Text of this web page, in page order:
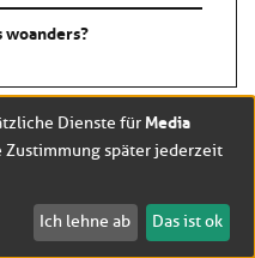
woanders?
Dienste für Media
Zustimmung später jederzeit
Ich lehne ab Das ist ok